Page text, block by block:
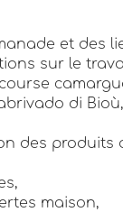
et des
sur le
di Bioù,
des produits
maison,